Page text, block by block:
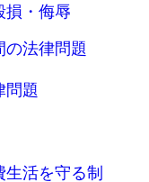
・侮辱
法律問題
題
活を守る制